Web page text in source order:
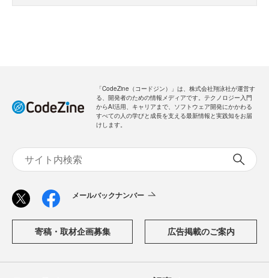
「CodeZine（コードジン）」は、株式会社翔泳社が運営す
る、開発者のための情報メディアです。テクノロジー入門
からAI活用、キャリアまで、ソフトウェア開発にかかわる
すべての人の学びと成長を支える最新情報と実践知をお届
けします。
メールバックナンバー
寄稿・取材企画募集 広告掲載のご案内